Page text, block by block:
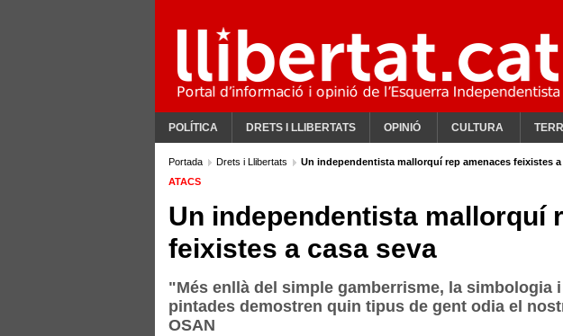
POLÍTICA DRETS I LLIBERTATS OPINIÓ CULTURA
Portada Drets i Llibertats
Un independentista mallorquí rep amenaces feixistes a
ATACS
Un independentista mallorquí
feixistes a casa seva
"Més enllà del simple gamberrisme, la simbologia
pintades demostren quin tipus de gent odia el
OSAN